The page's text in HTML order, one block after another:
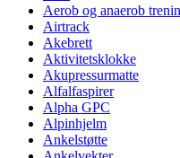
Aerob og anaerob
Airtrack
Akebrett
Aktivitetsklokke
Akupressurmatte
Alfalfaspirer
Alpha GPC
Alpinhjelm
Ankelstøtte